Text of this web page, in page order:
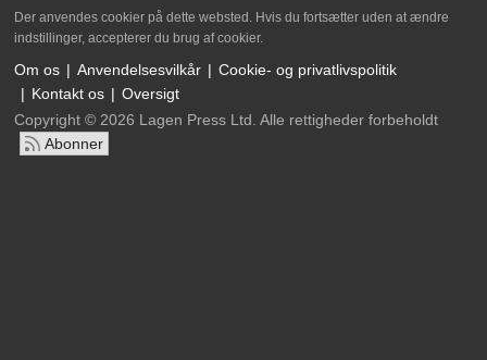
Der anvendes cookier på dette websted. Hvis du fortsætter uden at ændre
indstillinger, accepterer du brug af cookier.
Om os Anvendelsesvilkår
Cookie- og privatlivspolitik
Kontakt os
Oversigt
Copyright © 2026 Lagen Press Ltd. Alle rettigheder forbeholdt
Abonner